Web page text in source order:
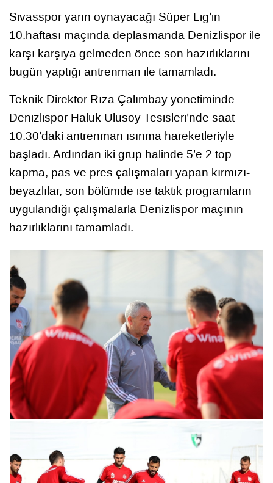
Sivasspor yarın oynayacağı Süper Lig’in
10.haftası maçında deplasmanda Denizlispor ile
karşı karşıya gelmeden önce son hazırlıklarını
bugün yaptığı antrenman ile tamamladı.
Teknik Direktör Rıza Çalımbay yönetiminde
Denizlispor Haluk Ulusoy Tesisleri’nde saat
10.30’daki antrenman ısınma hareketleriyle
başladı. Ardından iki grup halinde 5’e 2 top
kapma, pas ve pres çalışmaları yapan kırmızı-
beyazlılar, son bölümde ise taktik programların
uygulandığı çalışmalarla Denizlispor maçının
hazırlıklarını tamamladı.